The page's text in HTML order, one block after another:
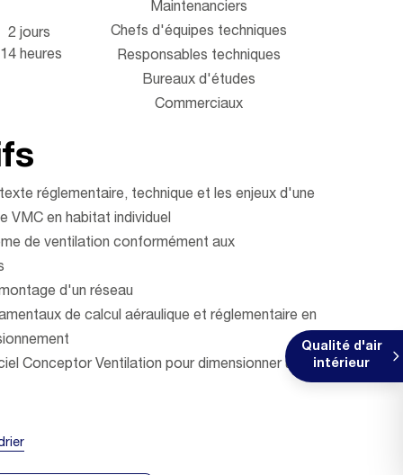
Qualité d'air
intérieur
2 jours
14 heures
Maintenanciers
Chefs d'équipes techniques
Responsables techniques
Bureaux d'études
Commerciaux
réglementaire, technique et les enjeux d'une
VMC en habitat individuel
de ventilation conformément aux
d'un réseau
de calcul aéraulique et réglementaire en
Conceptor Ventilation pour dimensionner un